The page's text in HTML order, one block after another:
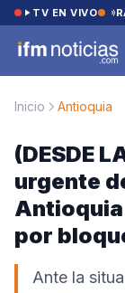
Saltar alTV EN VIVO
Inicio Antioquia
(DESDE
urgente
por
Ante la